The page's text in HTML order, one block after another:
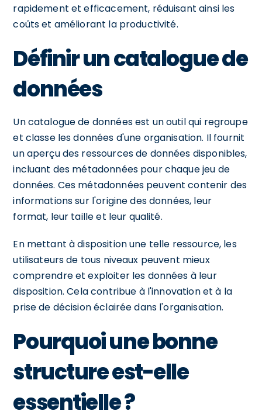
rapidement et efficacement, réduisant ainsi les
coûts et améliorant la productivité.
Définir un catalogue de
données
Un catalogue de données est un outil qui regroupe
et classe les données d'une organisation. Il fournit
un aperçu des ressources de données disponibles,
incluant des métadonnées pour chaque jeu de
données. Ces métadonnées peuvent contenir des
informations sur l'origine des données, leur
format, leur taille et leur qualité.
En mettant à disposition une telle ressource, les
utilisateurs de tous niveaux peuvent mieux
comprendre et exploiter les données à leur
disposition. Cela contribue à l'innovation et à la
prise de décision éclairée dans l'organisation.
Pourquoi une bonne
structure est-elle
essentielle ?